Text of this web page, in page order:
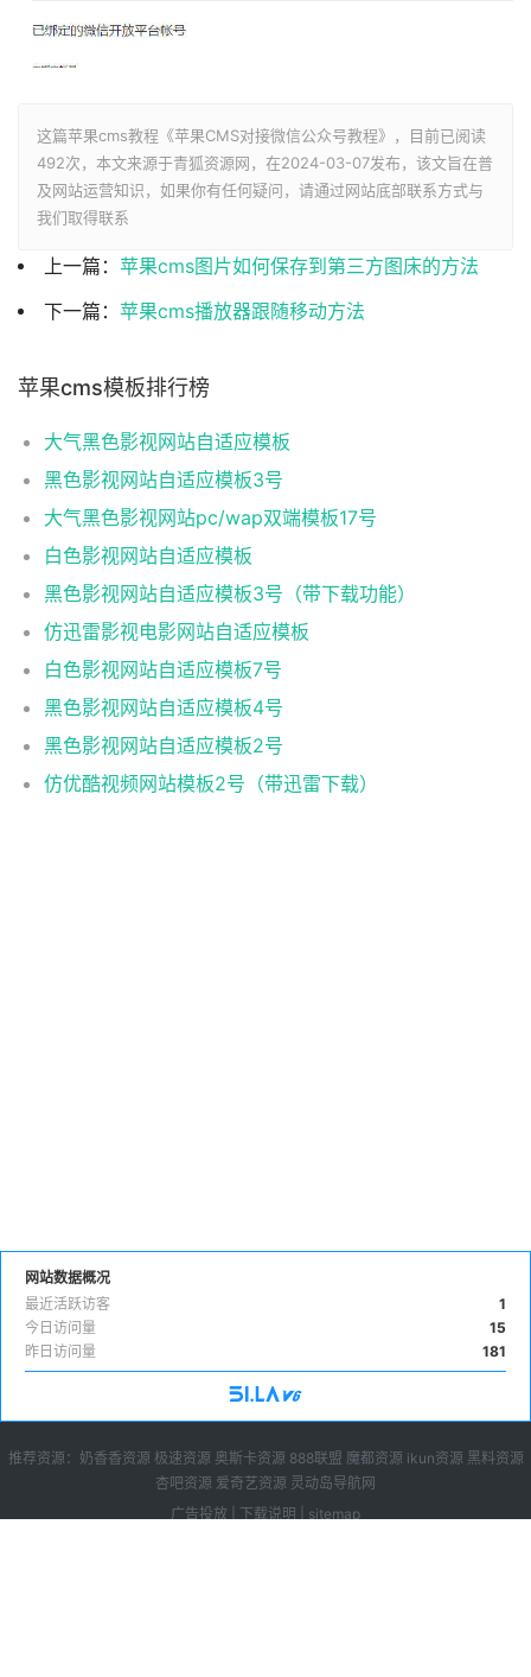
这篇苹果cms教程《苹果CMS对接微信公众号教程》，目前已阅读
492次，本文来源于青狐资源网，在2024-03-07发布，该文旨在普
及网站运营知识，如果你有任何疑问，请通过网站底部联系方式与
我们取得联系
上一篇： 苹果cms图片如何保存到第三方图床的方法
下一篇： 苹果cms播放器跟随移动方法
苹果cms模板排行榜
大气黑色影视网站自适应模板
黑色影视网站自适应模板3号
大气黑色影视网站pc/wap双端模板17号
白色影视网站自适应模板
黑色影视网站自适应模板3号（带下载功能）
仿迅雷影视电影网站自适应模板
白色影视网站自适应模板7号
黑色影视网站自适应模板4号
黑色影视网站自适应模板2号
仿优酷视频网站模板2号（带迅雷下载）
网站数据概况
1
最近活跃访客
15
今日访问量
181
昨日访问量
推荐资源： 奶香香资源 极速资源 奥斯卡资源 888联盟 魔都资源 ikun资源 黑料资源
杏吧资源 爱奇艺资源 灵动岛导航网
广告投放
下载说明
sitemap